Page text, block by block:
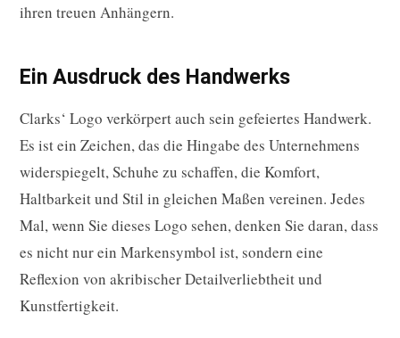
ihren treuen Anhängern.
Ein Ausdruck des Handwerks
Clarks‘ Logo verkörpert auch sein gefeiertes Handwerk.
Es ist ein Zeichen, das die Hingabe des Unternehmens
widerspiegelt, Schuhe zu schaffen, die Komfort,
Haltbarkeit und Stil in gleichen Maßen vereinen. Jedes
Mal, wenn Sie dieses Logo sehen, denken Sie daran, dass
es nicht nur ein Markensymbol ist, sondern eine
Reflexion von akribischer Detailverliebtheit und
Kunstfertigkeit.